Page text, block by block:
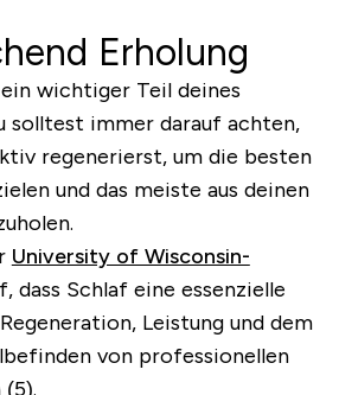
Erholung
wichtiger Teil deines
solltest immer darauf achten,
regenerierst, um die besten
und das meiste aus deinen
University of Wisconsin-
dass Schlaf eine essenzielle
Leistung und dem
von professionellen